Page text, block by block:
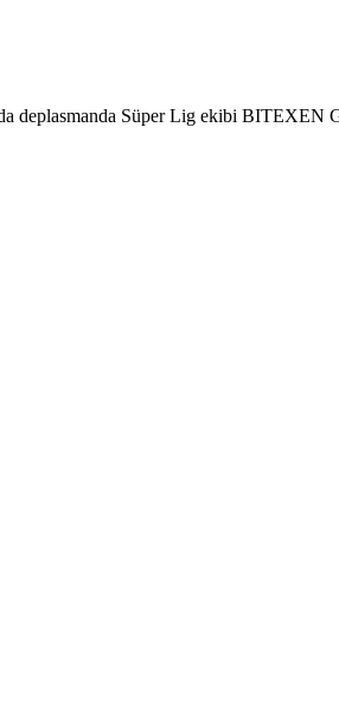
deplasmanda Süper Lig ekibi BITEXEN